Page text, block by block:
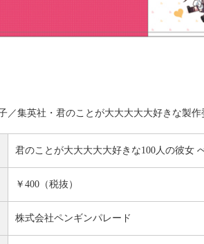
／集英社・君のことが大大大大大好きな製作
君のことが大大大大大好きな100人の彼女
￥400（税抜）
株式会社ペンギンパレード